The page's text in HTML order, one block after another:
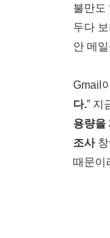
불만도
두다
안 메
Gmail
다.” 지
용량을
조사창
때문이